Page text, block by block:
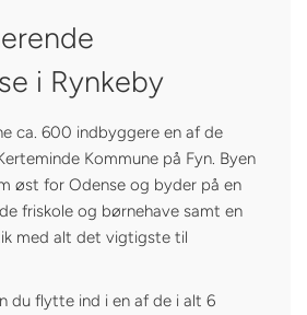
i Rynkeby
ca. 600 indbyggere en af de
Kommune på Fyn. Byen
øst for Odense og byder på en
friskole og børnehave samt en
med alt det vigtigste til
du flytte ind i en af de i alt 6